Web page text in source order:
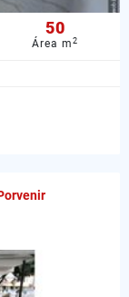
50
Área m2